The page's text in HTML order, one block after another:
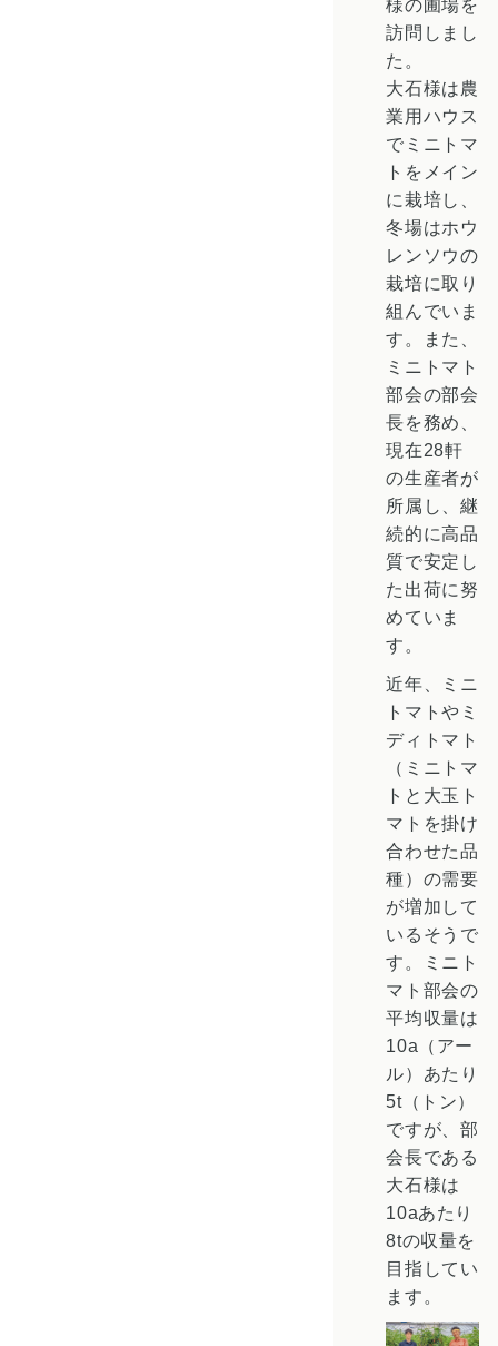
様の圃場を
訪問しまし
た。
大石様は農
業用ハウス
でミニトマ
トをメイン
に栽培し、
冬場はホウ
レンソウの
栽培に取り
組んでいま
す。また、
ミニトマト
部会の部会
長を務め、
現在28軒
の生産者が
所属し、継
続的に高品
質で安定し
た出荷に努
めていま
す。
近年、ミニ
トマトや ミ
ディトマト
（ミニトマ
トと大玉ト
マトを掛け
合わせた品
種）の需要
が増加して
いるそうで
す。ミニト
マト部会の
平均収量は
10a（アー
ル）あたり
5t（トン）
ですが、部
会長である
大石様は
10aあたり
8tの収量を
目指してい
ます。